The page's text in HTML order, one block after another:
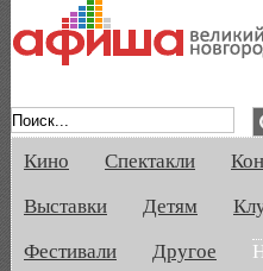
Кино Спектакли
Выставки
Детям
Фестивали
Другое